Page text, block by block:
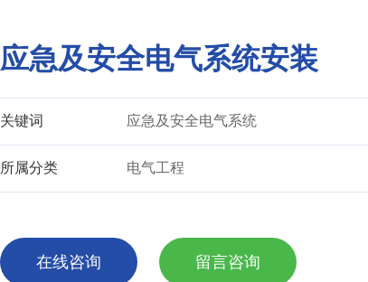
应急及安全电气系统安装
关键词 应急及安全电气系统
所属分类 电气工程
在线咨询 留言咨询